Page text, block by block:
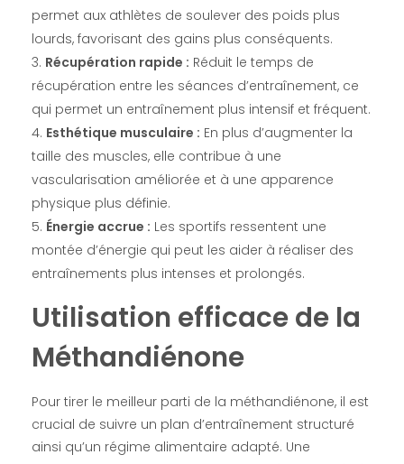
permet aux athlètes de soulever des poids plus
lourds, favorisant des gains plus conséquents.
Récupération rapide : Réduit le temps de
récupération entre les séances d’entraînement, ce
qui permet un entraînement plus intensif et fréquent.
Esthétique musculaire : En plus d’augmenter la
taille des muscles, elle contribue à une
vascularisation améliorée et à une apparence
physique plus définie.
Énergie accrue : Les sportifs ressentent une
montée d’énergie qui peut les aider à réaliser des
entraînements plus intenses et prolongés.
Utilisation efficace de la
Méthandiénone
Pour tirer le meilleur parti de la méthandiénone, il est
crucial de suivre un plan d’entraînement structuré
ainsi qu’un régime alimentaire adapté. Une